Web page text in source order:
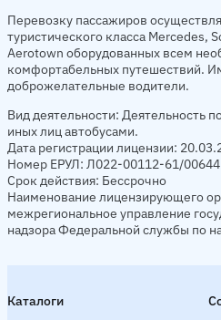
Перевозку пассажиров
туристического класса Mercedes,
Aerotown оборудованных всем
комфортабельных путешествий.
доброжелательные водители.
Вид деятельности: Деятельность
иных лиц автобусами.
Дата регистрации лицензии:
Номер ЕРУЛ: Л022-00112-61/
Срок действия: Бессрочно
Наименование лицензирующего
межрегиональное управление
надзора Федеральной службы по
Каталоги